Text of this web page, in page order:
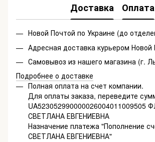
Доставка Оплата
Новой Почтой по Украине (до
Адресная доставка курьером Новой
Самовывоз из нашего магазина (г.
Подробнее о доставке
Полная оплата на счет компании.
Для оплаты заказа, переведите
UA523052990000026004011009505
СВЕТЛАНА ЕВГЕНИЕВНА
Назначение платежа "Пополнение
СВЕТЛАНА ЕВГЕНИЕВНА"